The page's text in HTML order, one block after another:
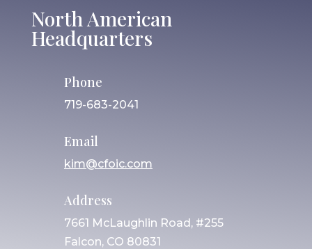
North American
Headquarters
Phone
719-683-2041
Email
kim@cfoic.com
Address
7661 McLaughlin Road, #255
Falcon, CO 80831